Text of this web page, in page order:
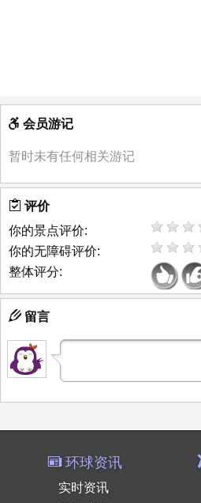
会员游记
暂时未有任何相关游记
评价
你的景点评价:
你的无障碍评价:
整体评分:
留言
环球资讯
实时资讯